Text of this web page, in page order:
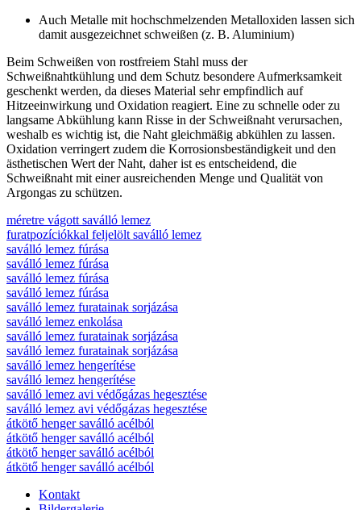
Auch Metalle mit hochschmelzenden Metalloxiden lassen sich
damit ausgezeichnet schweißen (z. B. Aluminium)
Beim Schweißen von rostfreiem Stahl muss der
Schweißnahtkühlung und dem Schutz besondere Aufmerksamkeit
geschenkt werden, da dieses Material sehr empfindlich auf
Hitzeeinwirkung und Oxidation reagiert. Eine zu schnelle oder zu
langsame Abkühlung kann Risse in der Schweißnaht verursachen,
weshalb es wichtig ist, die Naht gleichmäßig abkühlen zu lassen.
Oxidation verringert zudem die Korrosionsbeständigkeit und den
ästhetischen Wert der Naht, daher ist es entscheidend, die
Schweißnaht mit einer ausreichenden Menge und Qualität von
Argongas zu schützen.
méretre vágott saválló lemez
furatpozíciókkal feljelölt saválló lemez
saválló lemez fúrása
saválló lemez fúrása
saválló lemez fúrása
saválló lemez fúrása
saválló lemez furatainak sorjázása
saválló lemez enkolása
saválló lemez furatainak sorjázása
saválló lemez furatainak sorjázása
saválló lemez hengerítése
saválló lemez hengerítése
saválló lemez avi védőgázas hegesztése
saválló lemez avi védőgázas hegesztése
átkötő henger saválló acélból
átkötő henger saválló acélból
átkötő henger saválló acélból
átkötő henger saválló acélból
Kontakt